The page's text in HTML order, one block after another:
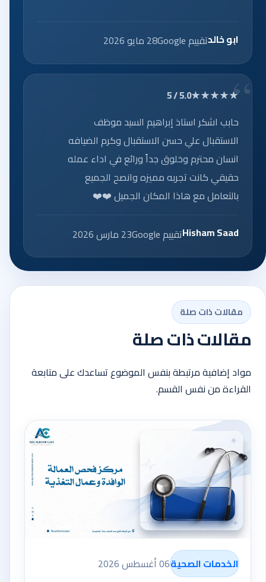
ابو خالدتقييم Google 28 مايو 2026
★★★★★
5.0 / 5
حابب اشكر استاذ إبراهيم السيد موظف
الاستقبال علي حسن الاستقبال وكرم الضيافه
انسان محترم وخلوق جداً ورائع في اداء عمله
حقيقي كانت تجربه مميزه وانصح الجميع
بالتعامل مع هاذا المكان الجميل ❤️❤️
Hisham Saadتقييم Google 23 مارس 2026
مقالات ذات صلة
مقالات ذات صلة
مواد إضافية مرتبطة بنفس الموضوع تساعدك على متابعة
القراءة من نفس القسم.
الخدمات الصحية06 أغسطس 2026